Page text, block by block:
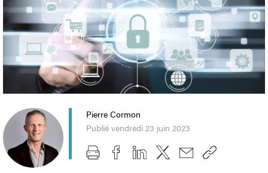
Pierre Cormon
Publié vendredi 23 juin 2023